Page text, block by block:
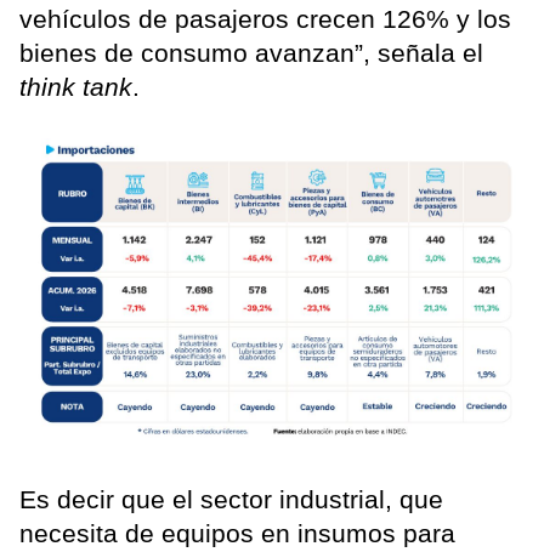
vehículos de pasajeros crecen 126% y los
bienes de consumo avanzan”, señala el
think tank.
Es decir que el sector industrial, que
necesita de equipos en insumos para